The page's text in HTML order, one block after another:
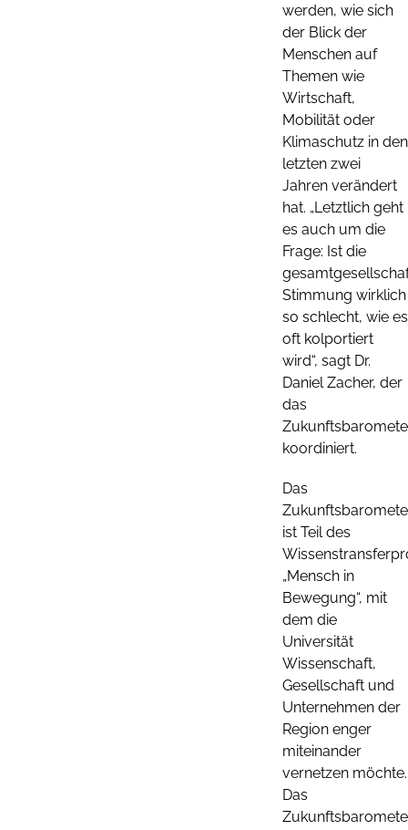
werden, wie sich
der Blick der
Menschen auf
Themen wie
Wirtschaft,
Mobilität oder
Klimaschutz in den
letzten zwei
Jahren verändert
hat. „Letztlich geht
es auch um die
Frage: Ist die
Stimmung wirklich
so schlecht, wie es
oft kolportiert
wird“, sagt Dr.
Daniel Zacher, der
das
koordiniert.
Das
ist Teil des
„Mensch in
Bewegung“, mit
dem die
Universität
Wissenschaft,
Gesellschaft und
Unternehmen der
Region enger
miteinander
vernetzen möchte.
Das